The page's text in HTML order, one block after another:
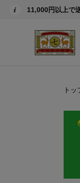
11,000円以上で
トッ